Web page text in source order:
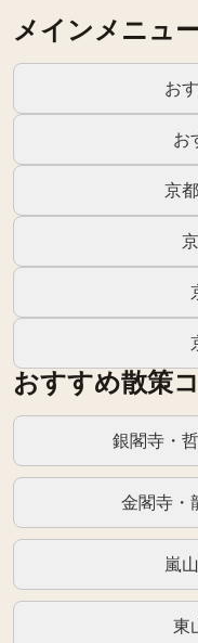
メインメニュ
お
お
京
おすすめ散策
銀閣寺・
金閣寺・
嵐
東